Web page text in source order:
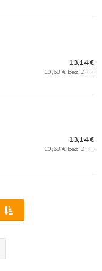
13,14 €
10,68 € bez DPH
13,14 €
10,68 € bez DPH